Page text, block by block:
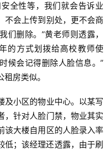
全性等，我们就会告诉业
不会上传到别处，更不会商
们删除。”黄老师则透露，
的方式划拨给高校教师使
候会记得删除人脸信息。”
房类似。
及小区的物业中心。以某写
，针对人脸门禁，物业其实
该大楼自用区的人脸录入率
低；该经理还透露，由于刷